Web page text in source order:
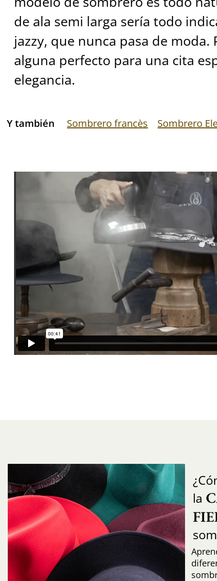
de ala semi larga sería todo
jazzy, que nunca pasa de moda.
alguna perfecto para una cita
elegancia.
Y también Sombrero francès Sombrero
la